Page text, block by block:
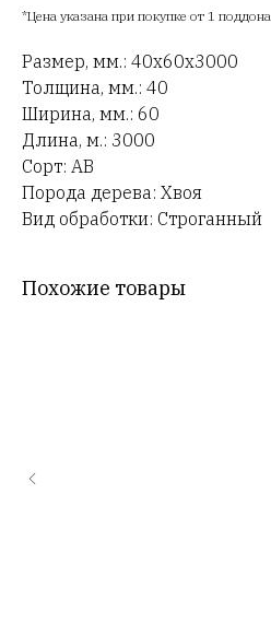
*Цена указана при покупке от 1 поддона
Размер, мм.: 40х60х3000
Толщина, мм.: 40
Ширина, мм.: 60
Длина, м.: 3000
Сорт: АВ
Порода дерева: Хвоя
Вид обработки: Строганный
Похожие товары